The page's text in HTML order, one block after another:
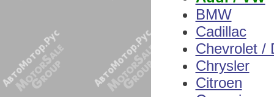
BMW
Cadillac
Chevrolet /
Chrysler
Citroen